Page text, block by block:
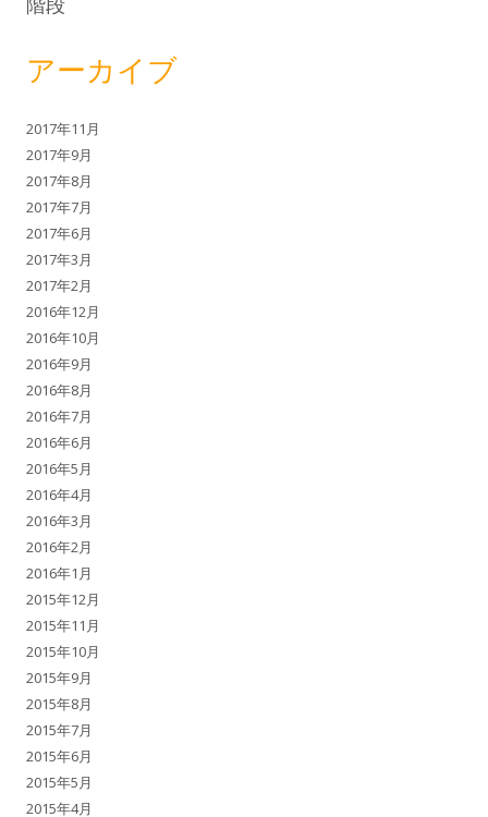
アーカイブ
2017年11月
2017年9月
2017年8月
2017年7月
2017年6月
2017年3月
2017年2月
2016年12月
2016年10月
2016年9月
2016年8月
2016年7月
2016年6月
2016年5月
2016年4月
2016年3月
2016年2月
2016年1月
2015年12月
2015年11月
2015年10月
2015年9月
2015年8月
2015年7月
2015年6月
2015年5月
2015年4月